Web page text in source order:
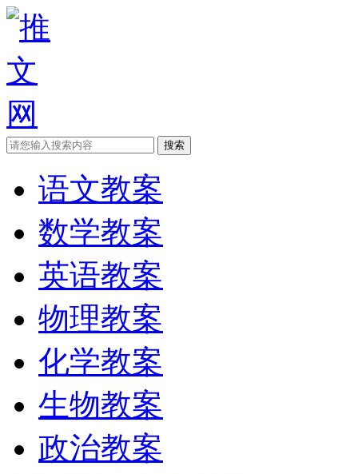
语文教案
数学教案
英语教案
物理教案
化学教案
生物教案
政治教案